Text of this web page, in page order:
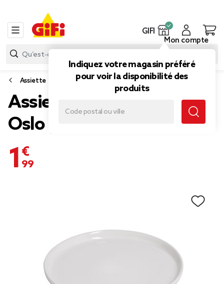
GIFI
Indiquez votre magasin préféré
pour voir la disponibilité des
produits
Mon compte
Assiette
Assiette à dessert ronde
Oslo grès blanche Ø20cm
1,99 €